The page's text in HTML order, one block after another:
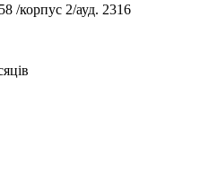
/корпус 2/ауд. 2316